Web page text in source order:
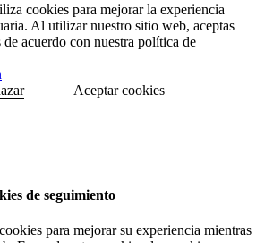
cookies para mejorar la experiencia
Al utilizar nuestro sitio web, aceptas
de acuerdo con nuestra política de
Aceptar cookies
de seguimiento
para mejorar su experiencia mientras